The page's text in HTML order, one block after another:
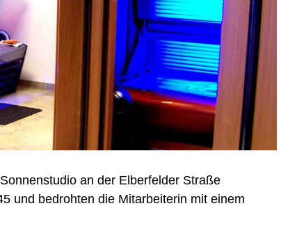
an der Elberfelder Straße
und bedrohten die Mitarbeiterin mit einem